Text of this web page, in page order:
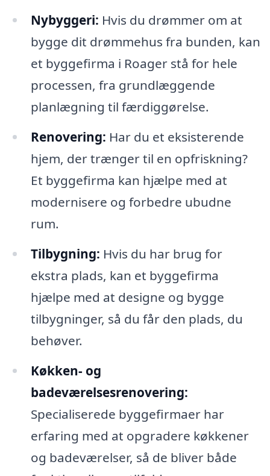
Nybyggeri: Hvis du drømmer om at
bygge dit drømmehus fra bunden, kan
et byggefirma i Roager stå for hele
processen, fra grundlæggende
planlægning til færdiggørelse.
Renovering: Har du et eksisterende
hjem, der trænger til en opfriskning?
Et byggefirma kan hjælpe med at
modernisere og forbedre ubudne
rum.
Tilbygning: Hvis du har brug for
ekstra plads, kan et byggefirma
hjælpe med at designe og bygge
tilbygninger, så du får den plads, du
behøver.
Køkken- og
badeværelsesrenovering:
Specialiserede byggefirmaer har
erfaring med at opgradere køkkener
og badeværelser, så de bliver både